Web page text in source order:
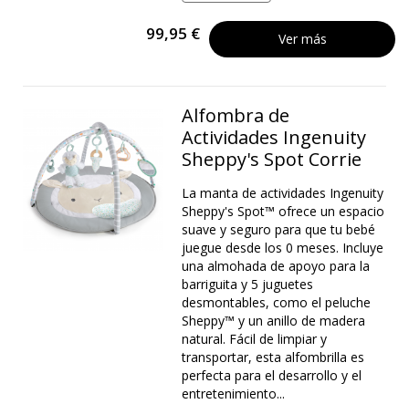
99,95 € Ver más
Alfombra de
Actividades Ingenuity
Sheppy's Spot Corrie
La manta de actividades Ingenuity
Sheppy's Spot™ ofrece un espacio
suave y seguro para que tu bebé
juegue desde los 0 meses. Incluye
una almohada de apoyo para la
barriguita y 5 juguetes
desmontables, como el peluche
Sheppy™ y un anillo de madera
natural. Fácil de limpiar y
transportar, esta alfombrilla es
perfecta para el desarrollo y el
entretenimiento...